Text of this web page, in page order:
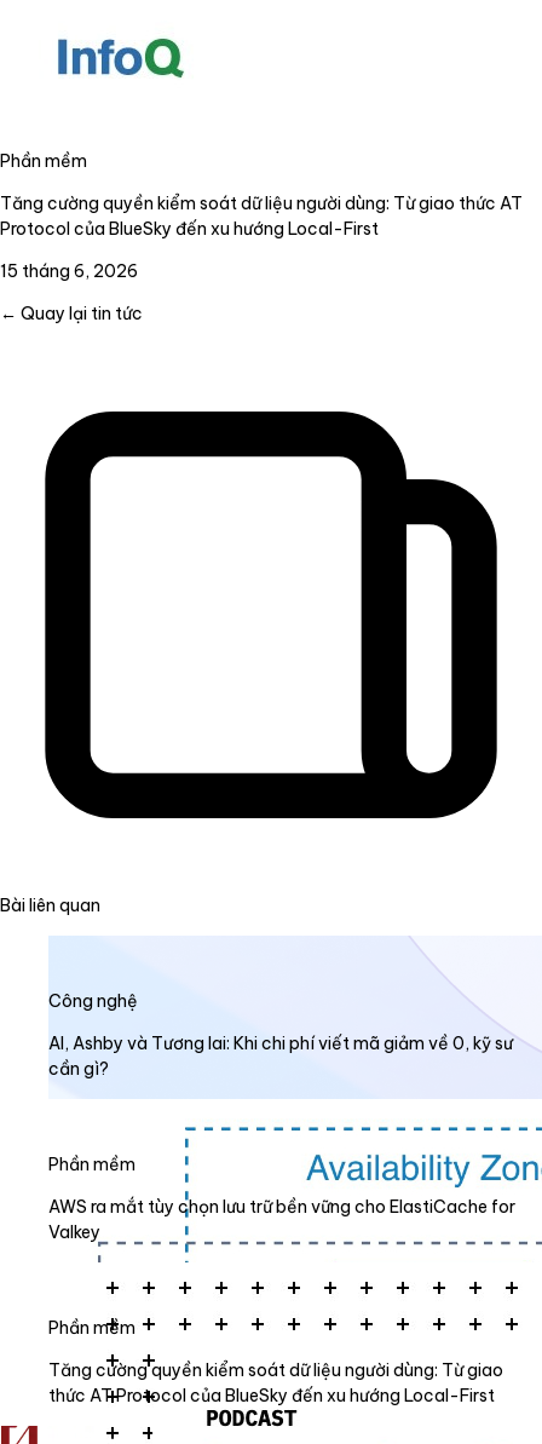
Phần mềm
Tăng cường quyền kiểm soát dữ liệu người dùng: Từ giao thức AT
Protocol của BlueSky đến xu hướng Local-First
15 tháng 6, 2026
← Quay lại tin tức
Bài liên quan
Công nghệ
AI, Ashby và Tương lai: Khi chi phí viết mã giảm về 0, kỹ sư
cần gì?
Phần mềm
AWS ra mắt tùy chọn lưu trữ bền vững cho ElastiCache for
Valkey
Phần mềm
Tăng cường quyền kiểm soát dữ liệu người dùng: Từ giao
thức AT Protocol của BlueSky đến xu hướng Local-First